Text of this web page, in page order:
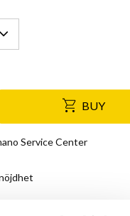
BUY
Service Center